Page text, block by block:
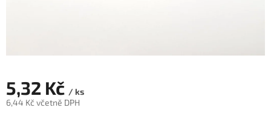
5,32 Kč / ks
6,44 Kč včetně DPH